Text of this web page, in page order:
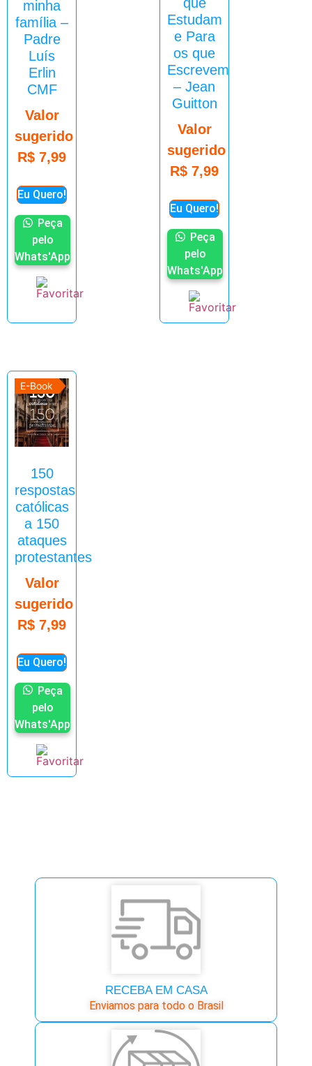
minha
família –
Padre
Luís
Erlin
CMF
Valor
sugerido
R$ 7,99
Eu Quero!
Peça
pelo
Whats'App
Estudam
e Para
os que
Escrevem
– Jean
Guitton
Valor
sugerido
R$ 7,99
Eu Quero!
Peça
pelo
Whats'App
E-Book
150
respostas
católicas
a 150
ataques
protestantes
Valor
sugerido
R$ 7,99
Eu Quero!
Peça
pelo
Whats'App
RECEBA EM CASA
Enviamos para todo o Brasil